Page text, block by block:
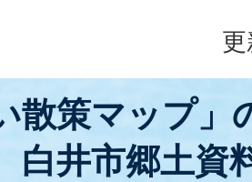
散策マップ
白井市郷土